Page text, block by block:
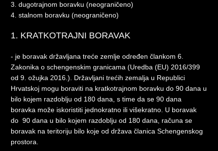
3. dugotrajnom boravku (neograničeno)
4. stalnom boravku (neograničeno)
1. KRATKOTRAJNI BORAVAK
- je boravak državljana treće zemlje određen člankom 6.
Zakonika o schengenskim granicama (Uredba (EU) 2016/399
od 9. ožujka 2016.). Državljani trećih zemalja u Republici
Hrvatskoj mogu boraviti na kratkotrajnom boravku do 90 dana u
bilo kojem razdoblju od 180 dana, s time da se 90 dana
boravka može iskoristiti jednokratno ili višekratno. U boravak
do 90 dana u bilo kojem razdoblju od 180 dana, računa se
boravak na teritoriju bilo koje od država članica Schengenskog
prostora.